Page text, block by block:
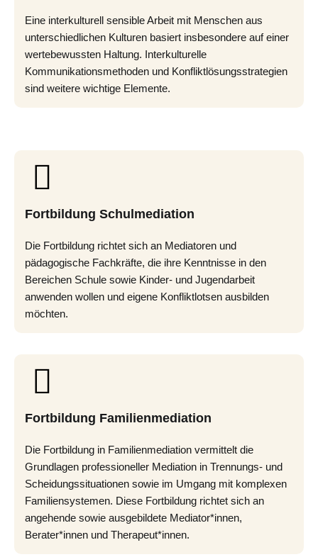
Eine interkulturell sensible Arbeit mit Menschen aus
unterschiedlichen Kulturen basiert insbesondere auf einer
wertebewussten Haltung. Interkulturelle
Kommunikationsmethoden und Konfliktlösungsstrategien
sind weitere wichtige Elemente.
Fortbildung Schulmediation
Die Fortbildung richtet sich an Mediatoren und
pädagogische Fachkräfte, die ihre Kenntnisse in den
Bereichen Schule sowie Kinder- und Jugendarbeit
anwenden wollen und eigene Konfliktlotsen ausbilden
möchten.
Fortbildung Familienmediation
Die Fortbildung in Familienmediation vermittelt die
Grundlagen professioneller Mediation in Trennungs- und
Scheidungssituationen sowie im Umgang mit komplexen
Familiensystemen. Diese Fortbildung richtet sich an
angehende sowie ausgebildete Mediator*innen,
Berater*innen und Therapeut*innen.